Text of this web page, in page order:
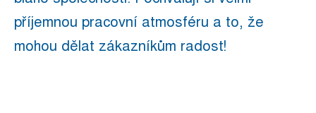
příjemnou pracovní atmosféru a to, že
mohou dělat zákazníkům radost!